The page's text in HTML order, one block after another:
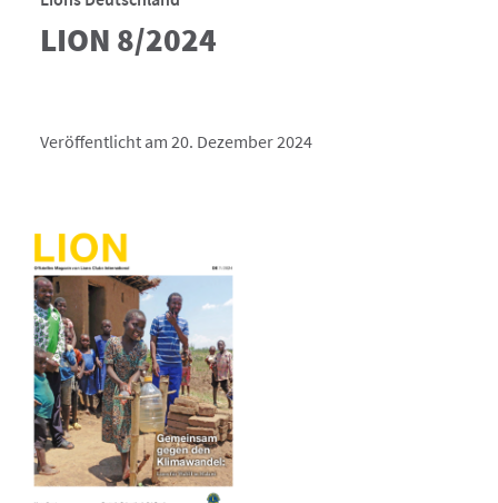
LION 8/2024
Veröffentlicht am 20. Dezember 2024